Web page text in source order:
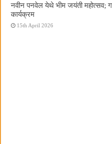
नवीन पनवेल येथे भीम जयंती महोत्सव;
कार्यक्रम
15th April 2026